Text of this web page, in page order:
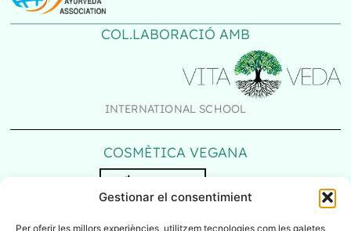
Gestionar el consentimient
Per oferir les millors experiències, utilitzem tecnologies com les galetes
COL.LABORACIÓ AMB
INTERNATIONAL SCHOOL
COSMÈTICA VEGANA